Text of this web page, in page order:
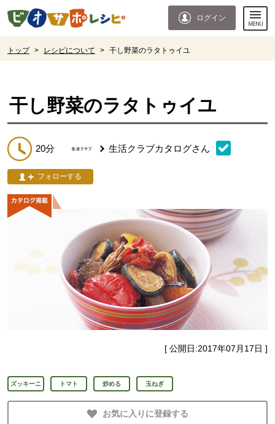
ページの先頭です。
ログイン
トップ > レシピについて > 干し野菜のラタトゥイユ
干し野菜のラタトゥイユ
20分 生活クラブカタログさん
フォローする
[ 公開日:2017年07月17日 ]
ズッキーニ トマト 炒める 玉ねぎ
お気に入りに登録する